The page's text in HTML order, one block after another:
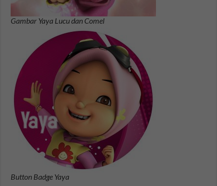
Gambar Yaya Lucu dan Comel
Button Badge Yaya